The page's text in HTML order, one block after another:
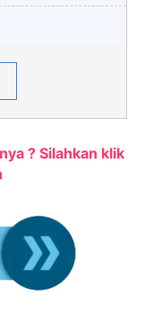
? Silahkan klik